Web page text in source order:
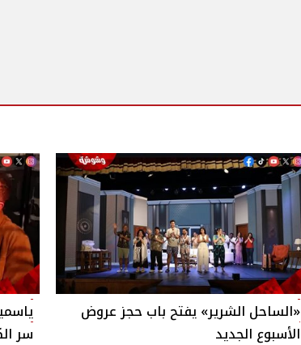
«الساحل الشرير» يفتح باب حجز عروض
الأسبوع الجديد
سر